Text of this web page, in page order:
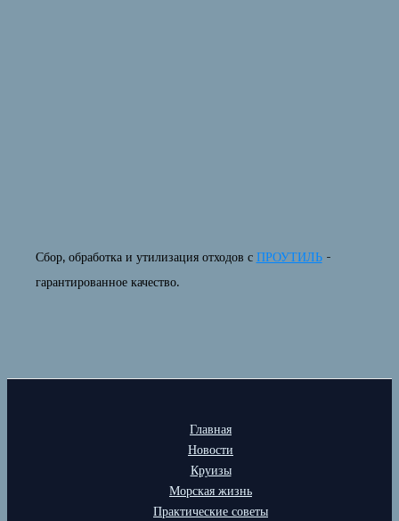
Сбор, обработка и утилизация отходов с ПРОУТИЛЬ-
гарантированное качество.
Главная
Новости
Круизы
Морская жизнь
Практические советы